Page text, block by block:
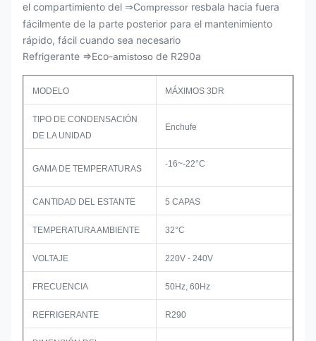
el compartimiento del ⇒Compressor resbala hacia fuera
fácilmente de la parte posterior para el mantenimiento
rápido, fácil cuando sea necesario
Refrigerante ⇒Eco-amistoso de R290a
MODELO MÁXIMOS 3DR
TIPO DE CONDENSACIÓN
DE LA UNIDAD
Enchufe
GAMA DE TEMPERATURAS -16~-22°C
CANTIDAD DEL ESTANTE 5 CAPAS
TEMPERATURA AMBIENTE 32°C
VOLTAJE 220V - 240V
FRECUENCIA 50Hz, 60Hz
REFRIGERANTE R290